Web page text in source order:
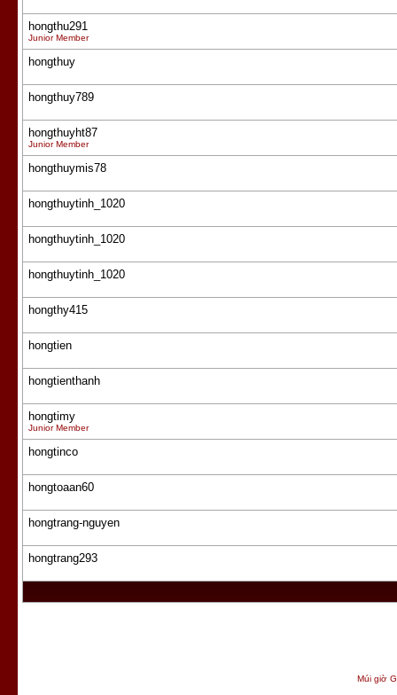
hongthu291
Junior Member
hongthuy
hongthuy789
hongthuyht87
Junior Member
hongthuymis78
hongthuytinh_1020
hongthuytinh_1020
hongthuytinh_1020
hongthy415
hongtien
hongtienthanh
hongtimy
Junior Member
hongtinco
hongtoaan60
hongtrang-nguyen
hongtrang293
Múi giờ